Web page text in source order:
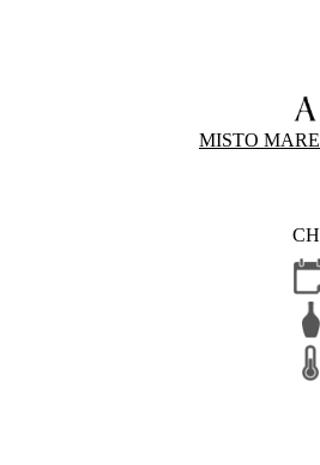
MISTO MARE